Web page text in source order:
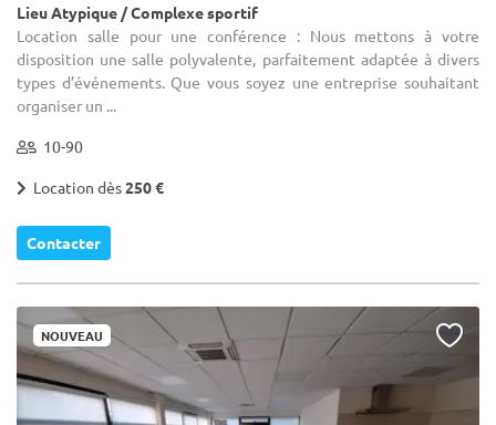
Lieu Atypique / Complexe sportif
Location salle pour une conférence : Nous mettons à votre
disposition une salle polyvalente, parfaitement adaptée à divers
types d’événements. Que vous soyez une entreprise souhaitant
organiser un ...
10-90
Location dès250 €
Contacter
NOUVEAU